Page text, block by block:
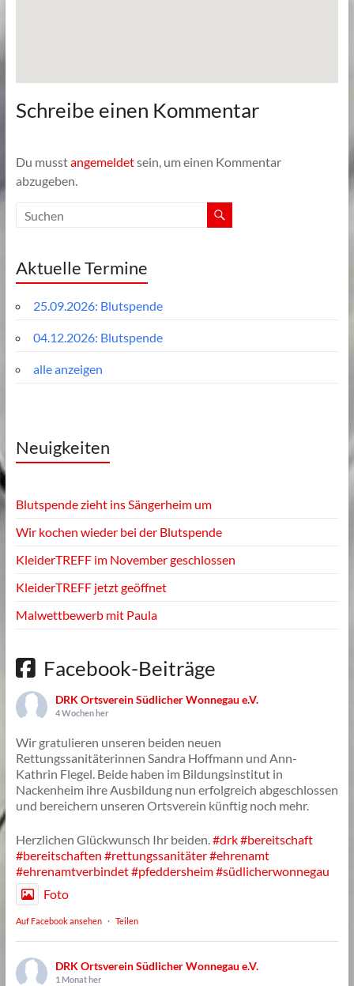
Schreibe einen Kommentar
Du musstangemeldetsein, um einen Kommentar
abzugeben.
Aktuelle Termine
25.09.2026: Blutspende
04.12.2026: Blutspende
alle anzeigen
Neuigkeiten
Blutspende zieht ins Sängerheim um
Wir kochen wieder bei der Blutspende
KleiderTREFF im November geschlossen
KleiderTREFF jetzt geöffnet
Malwettbewerb mit Paula
Facebook-Beiträge
DRK Ortsverein Südlicher Wonnegau e.V.
4 Wochen her
Wir gratulieren unseren beiden neuen
Rettungssanitäterinnen Sandra Hoffmann und Ann-
Kathrin Flegel. Beide haben im Bildungsinstitut in
Nackenheim ihre Ausbildung nun erfolgreich abgeschlossen
und bereichern unseren Ortsverein künftig noch mehr.
Herzlichen Glückwunsch Ihr beiden.#drk#bereitschaft
#bereitschaften #rettungssanitäter#ehrenamt
#ehrenamtverbindet#pfeddersheim#südlicherwonnegau
Foto
Auf Facebook ansehen · Teilen
DRK Ortsverein Südlicher Wonnegau e.V.
1 Monat her